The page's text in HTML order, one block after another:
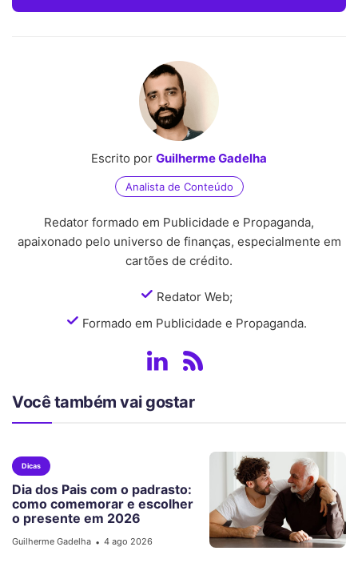
Escrito por Guilherme Gadelha
Analista de Conteúdo
Redator formado em Publicidade e Propaganda,
apaixonado pelo universo de finanças, especialmente em
cartões de crédito.
Redator Web;
Formado em Publicidade e Propaganda.
Você também vai gostar
Dicas
Dia dos Pais com o padrasto:
como comemorar e escolher
o presente em 2026
Guilherme Gadelha • 4 ago 2026